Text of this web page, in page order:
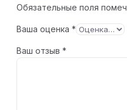
Обязательные поля
Ваша оценка *
Ваш отзыв *